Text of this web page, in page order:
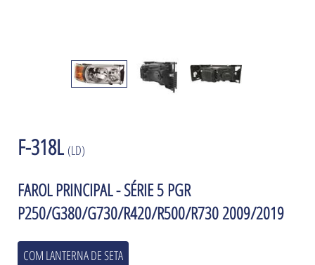
F-318L (LD)
FAROL PRINCIPAL - SÉRIE 5 PGR
P250/G380/G730/R420/R500/R730 2009/2019
COM LANTERNA DE SETA